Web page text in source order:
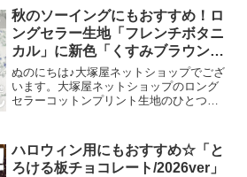
開されています。cotori cotori
秋のソーイングにもおすすめ！ロ
ングセラー生地「フレンチボタニ
カル」に新色「くすみブラウン」
が登場！
ぬのにちは♪大塚屋ネットショップでござ
います。大塚屋ネットショップのロング
セラーコットンプリント生地のひとつ
た「ペールピンク」の再販が、この度決
定いたしました。2026
ハロウィン用にもおすすめ☆「と
ろける板チョコレート/2026ver」